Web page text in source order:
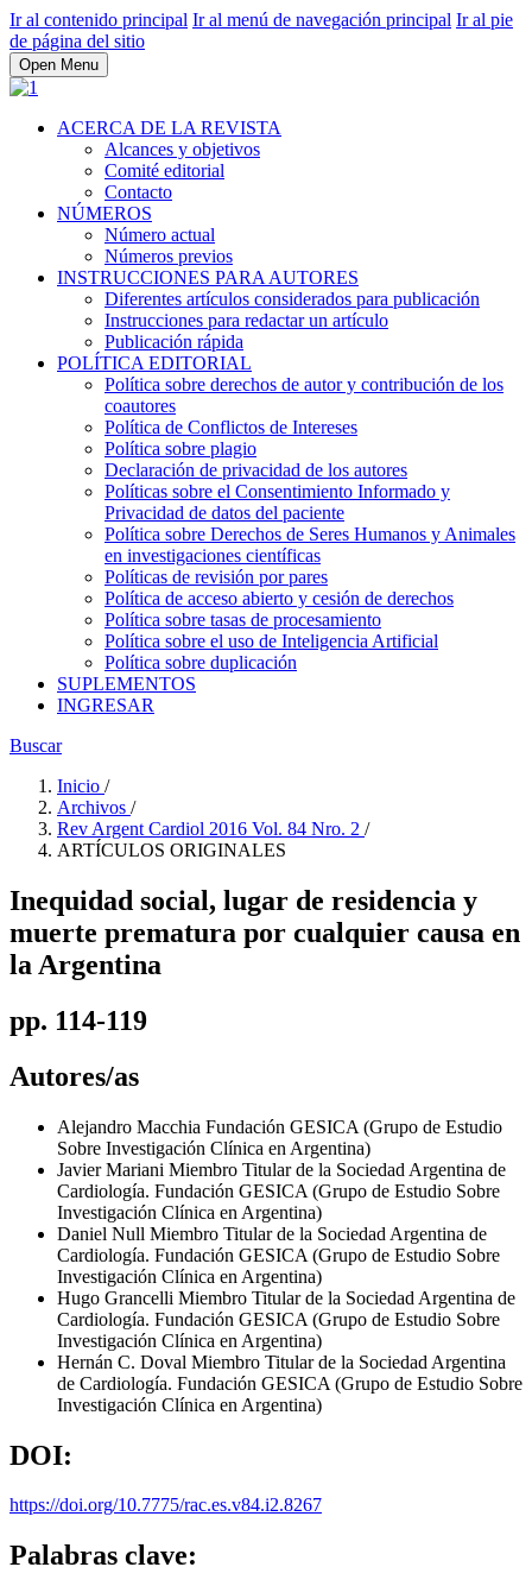
Ir al contenido principal Ir al menú de navegación principal Ir al pie
de página del sitio
Open Menu
ACERCA DE LA REVISTA
Alcances y objetivos
Comité editorial
Contacto
NÚMEROS
Número actual
Números previos
INSTRUCCIONES PARA AUTORES
Diferentes artículos considerados para publicación
Instrucciones para redactar un artículo
Publicación rápida
POLÍTICA EDITORIAL
Política sobre derechos de autor y contribución de los
coautores
Política de Conflictos de Intereses
Política sobre plagio
Declaración de privacidad de los autores
Políticas sobre el Consentimiento Informado y
Privacidad de datos del paciente
Política sobre Derechos de Seres Humanos y Animales
en investigaciones científicas
Políticas de revisión por pares
Política de acceso abierto y cesión de derechos
Política sobre tasas de procesamiento
Política sobre el uso de Inteligencia Artificial
Política sobre duplicación
SUPLEMENTOS
INGRESAR
Buscar
Inicio /
Archivos /
Rev Argent Cardiol 2016 Vol. 84 Nro. 2 /
ARTÍCULOS ORIGINALES
Inequidad social, lugar de residencia y
muerte prematura por cualquier causa en
la Argentina
pp. 114-119
Autores/as
Alejandro Macchia Fundación GESICA (Grupo de Estudio
Sobre Investigación Clínica en Argentina)
Javier Mariani Miembro Titular de la Sociedad Argentina de
Cardiología. Fundación GESICA (Grupo de Estudio Sobre
Investigación Clínica en Argentina)
Daniel Null Miembro Titular de la Sociedad Argentina de
Cardiología. Fundación GESICA (Grupo de Estudio Sobre
Investigación Clínica en Argentina)
Hugo Grancelli Miembro Titular de la Sociedad Argentina de
Cardiología. Fundación GESICA (Grupo de Estudio Sobre
Investigación Clínica en Argentina)
Hernán C. Doval Miembro Titular de la Sociedad Argentina
de Cardiología. Fundación GESICA (Grupo de Estudio Sobre
Investigación Clínica en Argentina)
DOI:
https://doi.org/10.7775/rac.es.v84.i2.8267
Palabras clave: